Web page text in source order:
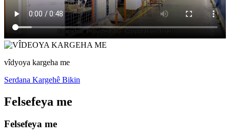
vîdyoya kargeha me
Serdana Kargehê Bikin
Felsefeya me
Felsefeya me